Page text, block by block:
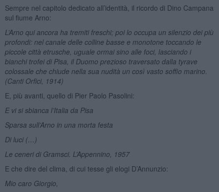
Sempre nel capitolo dedicato all’identità, il ricordo di Dino Campana
sul fiume Arno:
L’Arno qui ancora ha tremiti freschi; poi lo occupa un silenzio dei più
profondi: nel canale delle colline basse e monotone toccando le
piccole città etrusche, uguale ormai sino alle foci, lasciando i
bianchi trofei di Pisa, il Duomo prezioso traversato dalla tyrave
colossale che chiude nella sua nudità un così vasto soffio marino.
(Canti Orfici, 1914)
E, più avanti, quello di Pier Paolo Pasolini:
E vi si sbianca l’Italia da Pisa
Sparsa sull’Arno in una morta festa
Di luci (…)
Le ceneri di Gramsci. L’Appennino, 1957
E che dire del clima, di cui tesse gli elogi D’Annunzio:
Mio caro Giorgio,